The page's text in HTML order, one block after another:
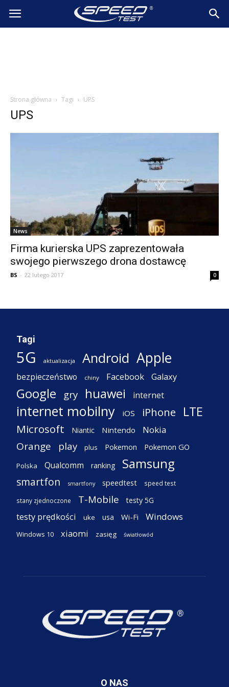
SpeedTest.pl
Strona główna Tagi UPS
UPS
News
Firma kurierska UPS zaprezentowała
swojego pierwszego drona dostawcę
BS - 22 lutego 2017 0
Tagi
5G aktualizacja Android Apple
bezpieczeństwo chiny Facebook Galaxy
Google gry huawei internet
internet mobilny iOS iPhone LTE
Microsoft Niantic Nintendo Nokia
Orange play plus Pokemon Pokemon GO
Polska Qualcomm ranking Samsung
smartfon smartfony speedtest speed test
stany zjednoczone T-Mobile testy 5G
testy prędkości uke usa Wi-Fi Windows
Windows 10 xiaomi zasięg światłowód
O NAS